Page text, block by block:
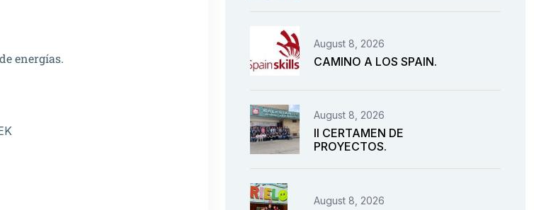
energías.
August 8, 2026
CAMINO A LOS SPAIN.
August 8, 2026
II CERTAMEN DE
PROYECTOS.
August 8, 2026